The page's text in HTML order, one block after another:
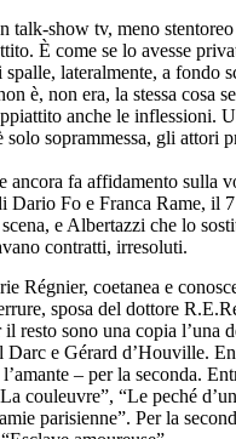
talk-show tv, meno
È come se lo avesse
lateralmente, a fondo
è, non era, la stessa cosa
anche le inflessioni.
soprammessa, gli attori
fa affidamento sulla
Fo e Franca Rame, il
e Albertazzi che lo
contratti, irresoluti.
Régnier, coetanea e
sposa del dottore
sono una copia l’una
e Gérard d’Houville.
– per la seconda.
couleuvre”, “Le peché
parisienne”. Per la